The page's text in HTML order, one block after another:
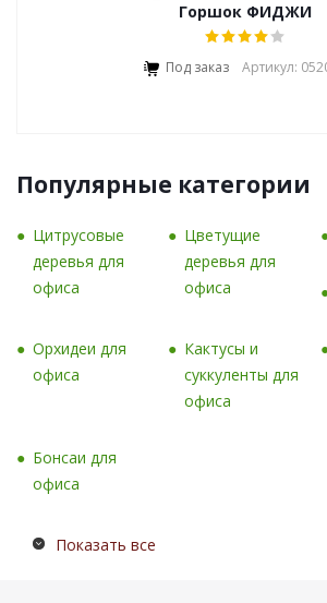
Горшок ФИДЖИ
Под заказ Артикул:
Популярные категории
Цитрусовые
деревья для
офиса
Цветущие
деревья для
офиса
Орхидеи для
офиса
Кактусы и
суккуленты для
офиса
Бонсаи для
офиса
Показать все